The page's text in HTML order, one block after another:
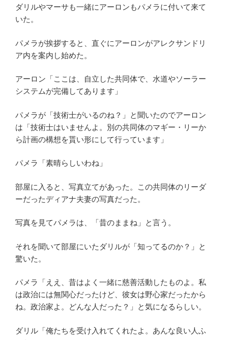
ダリルやマーサも一緒にアーロンもパメラに付いて来て
いた。
パメラが挨拶すると、直ぐにアーロンがアレクサンドリ
ア内を案内し始めた。
アーロン「ここは、自立した共同体で、水道やソーラー
システムが完備してあります」
パメラが「技術士がいるのね？」と聞いたのでアーロン
は「技術士はいませんよ。別の共同体のマギー・リーか
ら計画の構想を貰い形にして行っています」
パメラ「素晴らしいわね」
部屋に入ると、写真立てがあった。この共同体のリーダ
ーだったディアナ夫妻の写真だった。
写真を見てパメラは、「昔のままね」と言う。
それを聞いて部屋にいたダリルが「知ってるのか？」と
驚いた。
パメラ「ええ、昔はよく一緒に慈善活動したものよ。私
は政治には無関心だったけど、彼女は野心家だったから
ね。政治家よ。どんな人だった？」と気になるらしい。
ダリル「俺たちを受け入れてくれたよ。あんな良い人ふ